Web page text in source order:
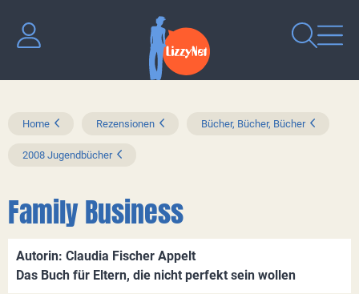
Home Rezensionen Bücher, Bücher, Bücher
2008 Jugendbücher
Family Business
Autorin: Claudia Fischer Appelt
Das Buch für Eltern, die nicht perfekt sein wollen